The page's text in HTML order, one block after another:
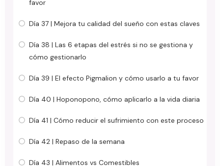
favor
Día 37 | Mejora tu calidad del sueño con estas claves
Día 38 | Las 6 etapas del estrés si no se gestiona y
cómo gestionarlo
Día 39 | El efecto Pigmalion y cómo usarlo a tu favor
Día 40 | Hoponopono, cómo aplicarlo a la vida diaria
Día 41 | Cómo reducir el sufrimiento con este proceso
Día 42 | Repaso de la semana
Día 43 | Alimentos vs Comestibles